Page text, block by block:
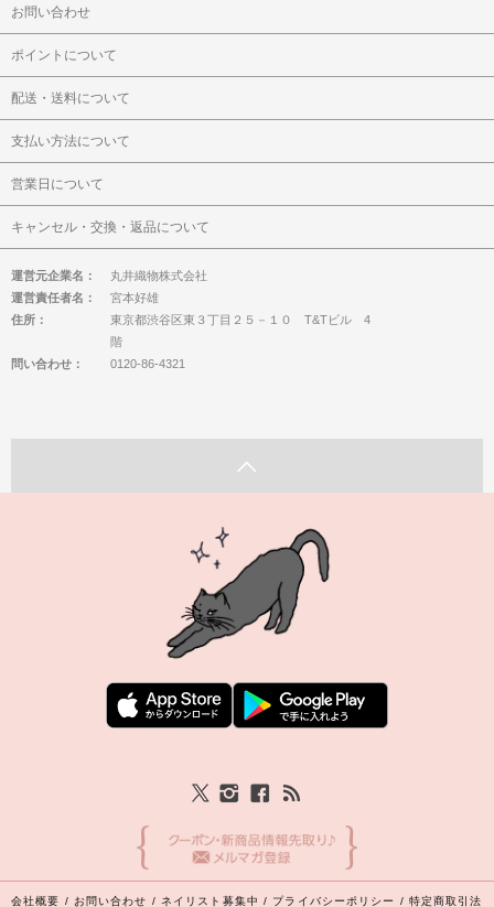
お問い合わせ
ポイントについて
配送・送料について
支払い方法について
営業日について
キャンセル・交換・返品について
運営元企業名：
丸井織物株式会社
運営責任者名：
宮本好雄
住所：
東京都渋谷区東３丁目２５－１０ T&Tビル 4
階
問い合わせ：
0120-86-4321
会社概要 / お問い合わせ / ネイリスト募集中 / プライバシーポリシー / 特定商取引法